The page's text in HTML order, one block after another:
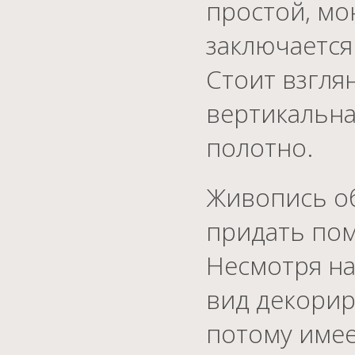
простой,
Стоит
полотно.
Живопись
придать
Несмотря
вид
потому